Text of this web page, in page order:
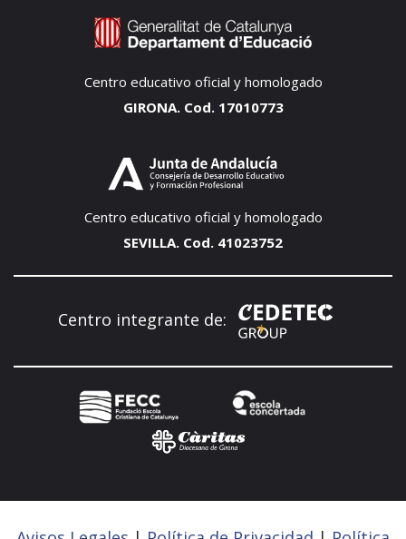
Centro educativo oficial y homologado
GIRONA. Cod. 17010773
Centro educativo oficial y homologado
SEVILLA. Cod. 41023752
Centro integrante de: